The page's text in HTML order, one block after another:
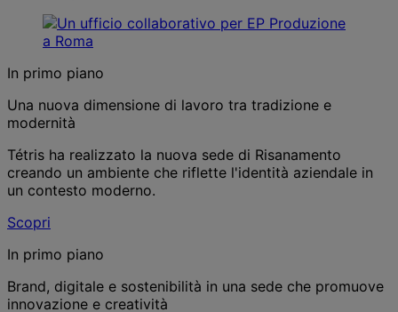
In primo piano
Una nuova dimensione di lavoro tra tradizione e
modernità
Tétris ha realizzato la nuova sede di Risanamento
creando un ambiente che riflette l'identità aziendale in
un contesto moderno.
Scopri
In primo piano
Brand, digitale e sostenibilità in una sede che promuove
innovazione e creatività